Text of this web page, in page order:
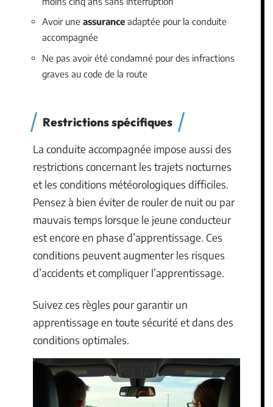
Avoir une assurance adaptée pour la conduite
accompagnée
Ne pas avoir été condamné pour des infractions
graves au code de la route
Restrictions spécifiques
La conduite accompagnée impose aussi des
restrictions concernant les trajets nocturnes
et les conditions météorologiques difficiles.
Pensez à bien éviter de rouler de nuit ou par
mauvais temps lorsque le jeune conducteur
est encore en phase d’apprentissage. Ces
conditions peuvent augmenter les risques
d’accidents et compliquer l’apprentissage.
Suivez ces règles pour garantir un
apprentissage en toute sécurité et dans des
conditions optimales.